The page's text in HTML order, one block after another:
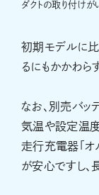
ダクトの取り付けが
初期モデルに比
るにもかかわら
なお、別売バッ
気温や設定温度
走行充電器「オ
が安心ですし、